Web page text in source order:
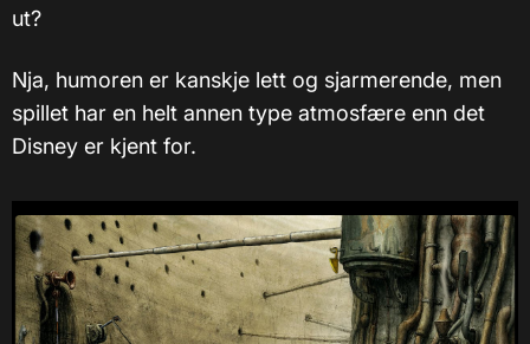
ut?
Nja, humoren er kanskje lett og sjarmerende, men
spillet har en helt annen type atmosfære enn det
Disney er kjent for.